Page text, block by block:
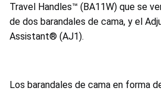
Travel Handles™ (BA11W) que se
de dos barandales de cama, y el
Assistant® (AJ1).
Los barandales de cama en forma